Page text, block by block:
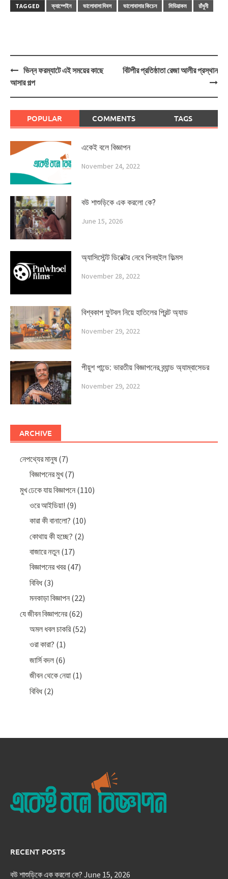
TAGGED
ক্যাম্পেইন ভালোবাসা দিবস ভালোবাসার কিচেন মিডিয়াকম রাঁধুনী
Post
navigation
ভিন্ন ফরম্যাটে এই সময়ের কাছে
আসার গল্প
বিটপীর প্রতিষ্ঠাতা রেজা আলীর প্রস্থান
POPULAR COMMENTS TAGS
একেই বলে বিজ্ঞাপন
November 24, 2022
বউ শাশুড়িকে এক করলো কে?
June 15, 2026
অ্যাসিস্টেন্ট ডিরেক্টর নেবে পিনহুইল ফিল্মস
November 28, 2022
বিশ্বকাপ ফুটবল নিয়ে হাতিলের প্রিন্ট অ্যাড
November 29, 2022
পীয়ুশ পান্ডে: ভারতীয় বিজ্ঞাপনের ব্র্যান্ড অ্যাম্বাসেডর
November 29, 2022
ARCHIVE
নেপথ্যের মানুষ (7)
বিজ্ঞাপনের মুখ(7)
মুখ ঢেকে যায় বিজ্ঞাপনে (110)
ওরে আইডিয়া! (9)
কারা কী বানালো? (10)
কোথায় কী হচ্ছে? (2)
বাজারে নতুন (17)
বিজ্ঞাপনের খবর(47)
বিবিধ(3)
মনকাড়া বিজ্ঞাপন (22)
যে জীবন বিজ্ঞাপনের(62)
অমল ধবল চাকরি(52)
ওরা কারা? (1)
জার্সি বদল (6)
জীবন থেকে নেয়া (1)
বিবিধ(2)
RECENT POSTS
বউ শাশুড়িকে এক করলো কে? June 15, 2026